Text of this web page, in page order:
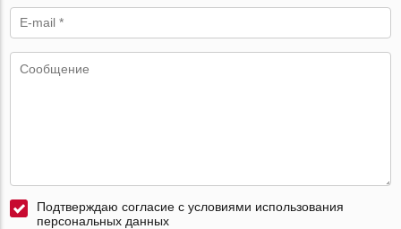
Подтверждаю согласие с условиями использования
персональных данных